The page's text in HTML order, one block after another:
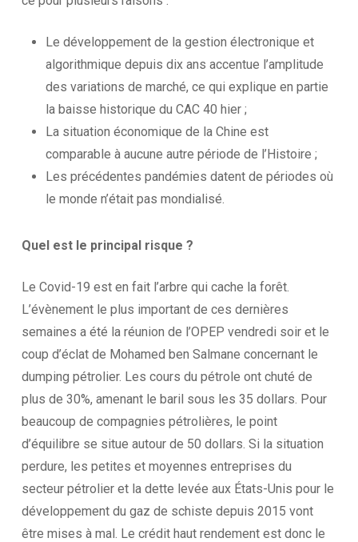
Le développement de la gestion électronique et
algorithmique depuis dix ans accentue l’amplitude
des variations de marché, ce qui explique en partie
la baisse historique du CAC 40 hier ;
La situation économique de la Chine est
comparable à aucune autre période de l’Histoire ;
Les précédentes pandémies datent de périodes où
le monde n’était pas mondialisé.
Quel est le principal risque ?
Le Covid-19 est en fait l’arbre qui cache la forêt.
L’évènement le plus important de ces dernières
semaines a été la réunion de l’OPEP vendredi soir et le
coup d’éclat de Mohamed ben Salmane concernant le
dumping pétrolier. Les cours du pétrole ont chuté de
plus de 30%, amenant le baril sous les 35 dollars. Pour
beaucoup de compagnies pétrolières, le point
d’équilibre se situe autour de 50 dollars. Si la situation
perdure, les petites et moyennes entreprises du
secteur pétrolier et la dette levée aux États-Unis pour le
développement du gaz de schiste depuis 2015 vont
être mises à mal. Le crédit haut rendement est donc le